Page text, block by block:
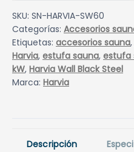
SKU: SN-HARVIA-SW60
Categorías: Accesorios
Etiquetas: accesorios sauna,
Harvia, estufa sauna, estufa
kW, Harvia Wall Black Steel
Marca: Harvia
Descripción